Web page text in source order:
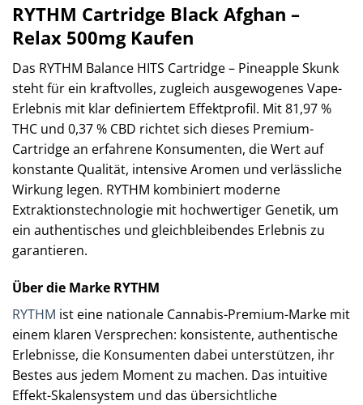
RYTHM Cartridge Black Afghan –
Relax 500mg Kaufen
Das RYTHM Balance HITS Cartridge – Pineapple Skunk
steht für ein kraftvolles, zugleich ausgewogenes Vape-
Erlebnis mit klar definiertem Effektprofil. Mit 81,97 %
THC und 0,37 % CBD richtet sich dieses Premium-
Cartridge an erfahrene Konsumenten, die Wert auf
konstante Qualität, intensive Aromen und verlässliche
Wirkung legen. RYTHM kombiniert moderne
Extraktionstechnologie mit hochwertiger Genetik, um
ein authentisches und gleichbleibendes Erlebnis zu
garantieren.
Über die Marke RYTHM
RYTHM ist eine nationale Cannabis-Premium-Marke mit
einem klaren Versprechen: konsistente, authentische
Erlebnisse, die Konsumenten dabei unterstützen, ihr
Bestes aus jedem Moment zu machen. Das intuitive
Effekt-Skalensystem und das übersichtliche